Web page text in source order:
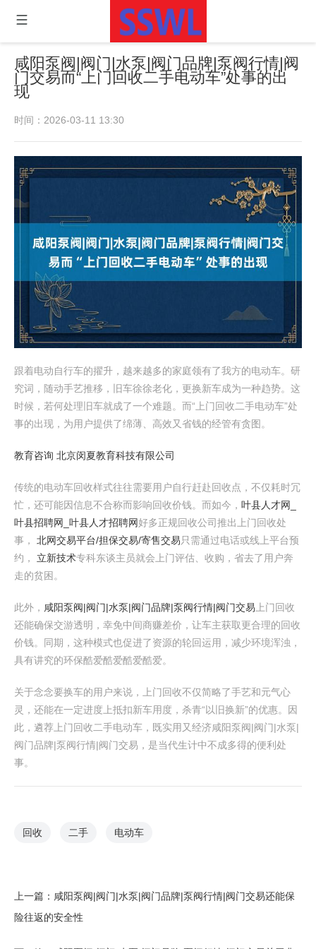
咸阳泵阀|阀门|水泵|阀门品牌|泵阀行情|阀
门交易而“上门回收二手电动车”处事的出
现
时间：2026-03-11 13:30
跟着电动自行车的擢升，越来越多的家庭领有了我方的电动车。研
究词，随动手艺推移，旧车徐徐老化，更换新车成为一种趋势。这
时候，若何处理旧车就成了一个难题。而“上门回收二手电动车”处
事的出现，为用户提供了绵薄、高效又省钱的经管有贪图。
教育咨询 北京闵夏教育科技有限公司
传统的电动车回收样式往往需要用户自行赶赴回收点，不仅耗时冗
忙，还可能因信息不合称而影响回收价钱。而如今， 叶县人才网_
叶县招聘网_叶县人才招聘网好多正规回收公司推出上门回收处
事， 北网交易平台/担保交易/寄售交易只需通过电话或线上平台预
约， 立新技术专科东谈主员就会上门评估、收购，省去了用户奔
走的贫困。
此外， 咸阳泵阀|阀门|水泵|阀门品牌|泵阀行情|阀门交易 上门回收
还能确保交游透明，幸免中间商赚差价，让车主获取更合理的回收
价钱。同期，这种模式也促进了资源的轮回运用，减少环境浑浊，
具有讲究的环保酷爱酷爱酷爱酷爱。
关于念念要换车的用户来说，上门回收不仅简略了手艺和元气心
灵，还能在一定进度上抵扣新车用度，杀青“以旧换新”的优惠。因
此，遴荐上门回收二手电动车，既实用又经济咸阳泵阀|阀门|水泵|
阀门品牌|泵阀行情|阀门交易，是当代生计中不成多得的便利处
事。
回收 二手 电动车
上一篇： 咸阳泵阀|阀门|水泵|阀门品牌|泵阀行情|阀门交易还能保
险往返的安全性